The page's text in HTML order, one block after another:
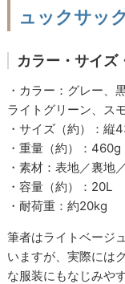
ュックサック
カラー・サイズ
・カラー：グレー、
ライトグリーン、ス
・サイズ（約）：
・重量（約）：460g
・素材：表地／裏地
・容量（約）：20L
・耐荷重：約20kg
筆者はライトベージ
いますが、実際には
な服装にもなじみや